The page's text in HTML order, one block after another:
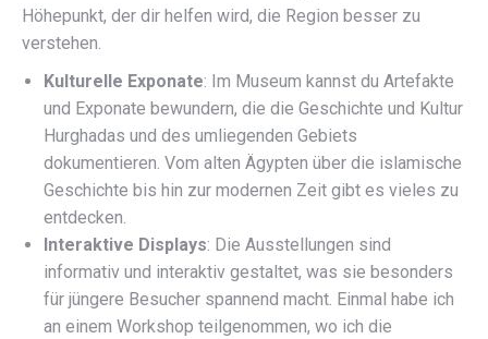
Höhepunkt, der dir helfen wird, die Region besser zu
verstehen.
Kulturelle Exponate: Im Museum kannst du Artefakte
und Exponate bewundern, die die Geschichte und Kultur
Hurghadas und des umliegenden Gebiets
dokumentieren. Vom alten Ägypten über die islamische
Geschichte bis hin zur modernen Zeit gibt es vieles zu
entdecken.
Interaktive Displays: Die Ausstellungen sind
informativ und interaktiv gestaltet, was sie besonders
für jüngere Besucher spannend macht. Einmal habe ich
an einem Workshop teilgenommen, wo ich die